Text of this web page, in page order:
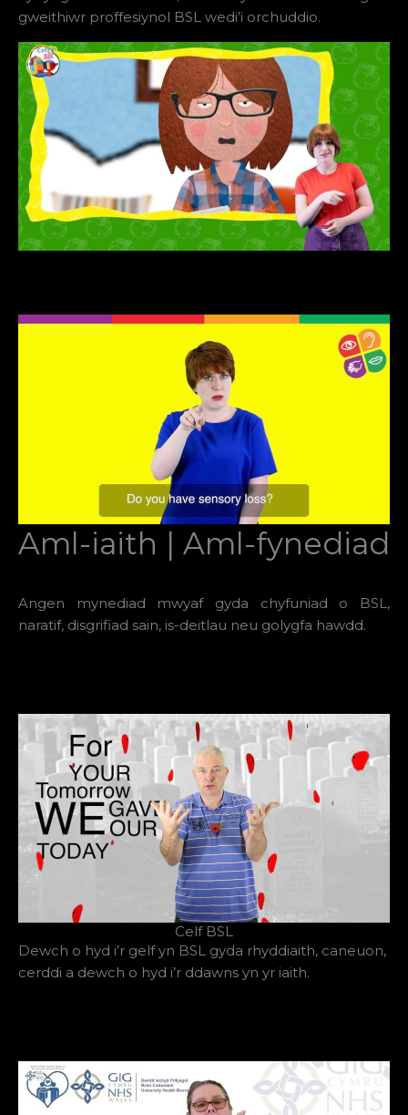
gweithiwr proffesiynol BSL wedi’i orchuddio.
Aml-iaith | Aml-fynediad
Angen mynediad mwyaf gyda chyfuniad o BSL,
naratif, disgrifiad sain, is-deitlau neu golygfa hawdd.
Celf BSL
Dewch o hyd i’r gelf yn BSL gyda rhyddiaith, caneuon,
cerddi a dewch o hyd i’r ddawns yn yr iaith.